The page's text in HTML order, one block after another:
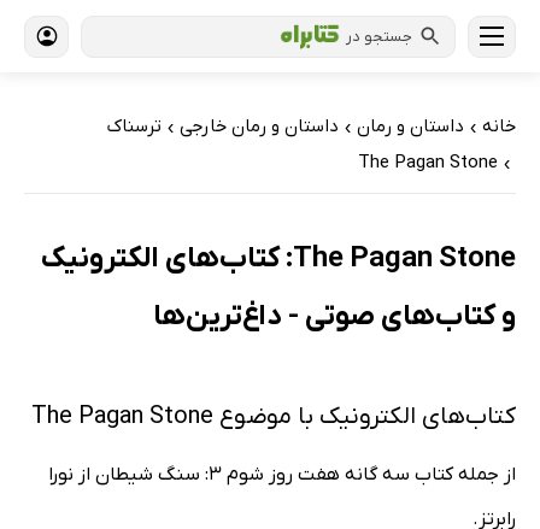
جستجو در
خانه › داستان و رمان › داستان و رمان خارجی › ترسناک
›
The Pagan Stone
The Pagan Stone: کتاب‌های الکترونیک
و کتاب‌های صوتی - داغ‌ترین‌ها
کتاب‌های الکترونیک با موضوع The Pagan Stone
از جمله کتاب سه گانه هفت روز شوم 3: سنگ شیطان از نورا
رابرتز.